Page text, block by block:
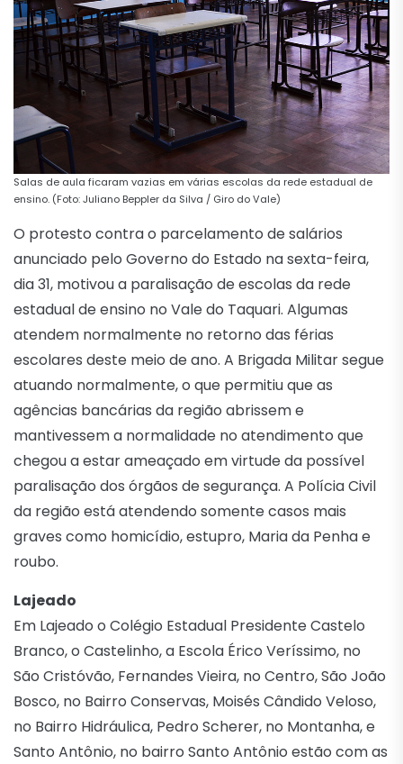
Salas de aula ficaram vazias em várias escolas da rede estadual de
ensino. (Foto: Juliano Beppler da Silva / Giro do Vale)
O protesto contra o parcelamento de salários
anunciado pelo Governo do Estado na sexta-feira,
dia 31, motivou a paralisação de escolas da rede
estadual de ensino no Vale do Taquari. Algumas
atendem normalmente no retorno das férias
escolares deste meio de ano. A Brigada Militar segue
atuando normalmente, o que permitiu que as
agências bancárias da região abrissem e
mantivessem a normalidade no atendimento que
chegou a estar ameaçado em virtude da possível
paralisação dos órgãos de segurança. A Polícia Civil
da região está atendendo somente casos mais
graves como homicídio, estupro, Maria da Penha e
roubo.
Lajeado
Em Lajeado o Colégio Estadual Presidente Castelo
Branco, o Castelinho, a Escola Érico Veríssimo, no
São Cristóvão, Fernandes Vieira, no Centro, São João
Bosco, no Bairro Conservas, Moisés Cândido Veloso,
no Bairro Hidráulica, Pedro Scherer, no Montanha, e
Santo Antônio, no bairro Santo Antônio estão com as